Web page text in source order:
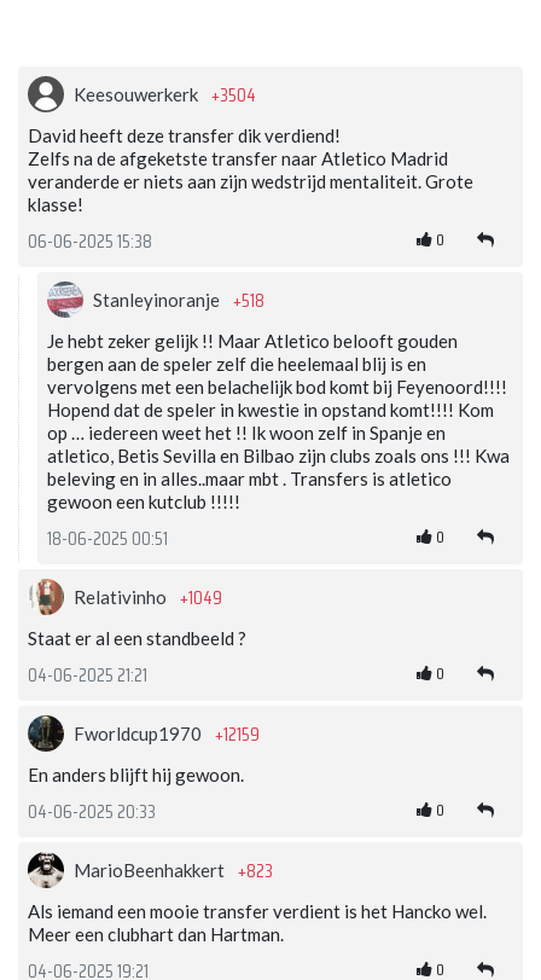
Keesouwerkerk +3504
David heeft deze transfer dik verdiend!
Zelfs na de afgeketste transfer naar Atletico Madrid
veranderde er niets aan zijn wedstrijd mentaliteit. Grote
klasse!
06-06-2025 15:38 0
Stanleyinoranje +518
Je hebt zeker gelijk !! Maar Atletico belooft gouden
bergen aan de speler zelf die heelemaal blij is en
vervolgens met een belachelijk bod komt bij Feyenoord!!!!
Hopend dat de speler in kwestie in opstand komt!!!! Kom
op … iedereen weet het !! Ik woon zelf in Spanje en
atletico, Betis Sevilla en Bilbao zijn clubs zoals ons !!! Kwa
beleving en in alles..maar mbt . Transfers is atletico
gewoon een kutclub !!!!!
18-06-2025 00:51 0
Relativinho +1049
Staat er al een standbeeld ?
04-06-2025 21:21 0
Fworldcup1970 +12159
En anders blijft hij gewoon.
04-06-2025 20:33 0
MarioBeenhakkert +823
Als iemand een mooie transfer verdient is het Hancko wel.
Meer een clubhart dan Hartman.
04-06-2025 19:21 0